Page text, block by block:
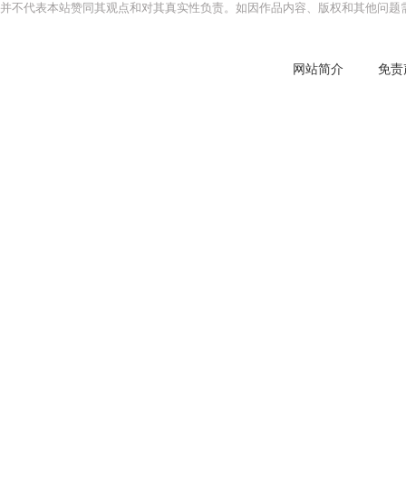
并不代表本站赞同其观点和对其真实性负责。如因作品内容、版权和其他问
网站简介 免责